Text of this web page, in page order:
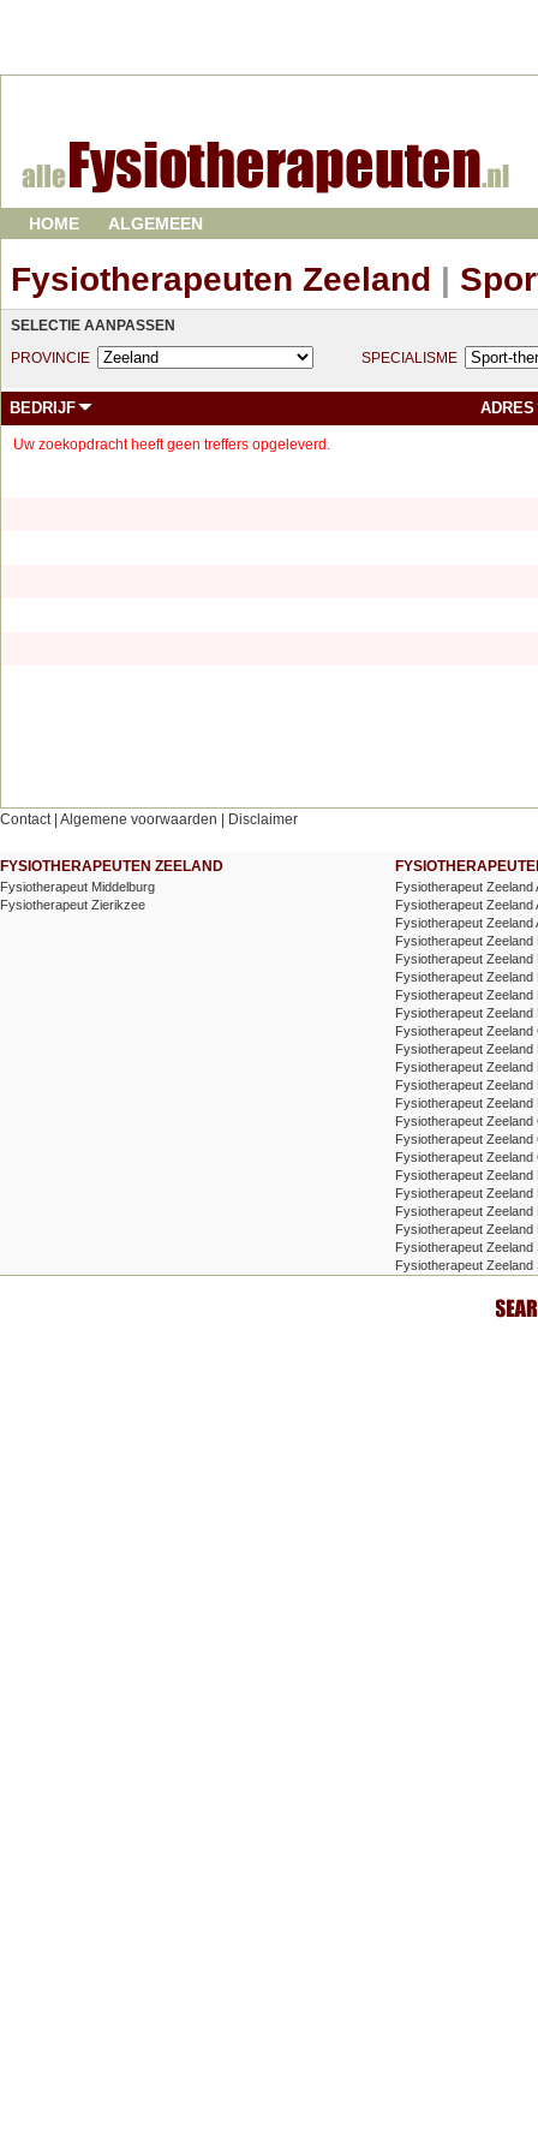
HOME ALGEMEEN
Fysiotherapeuten Zeeland |
SELECTIE AANPASSEN
PROVINCIE
SPECIALISME
BEDRIJF ADRES
Uw zoekopdracht heeft geen treffers opgeleverd.
Contact| Algemene voorwaarden Disclaimer
FYSIOTHERAPEUTEN ZEELAND
Fysiotherapeut Middelburg
Fysiotherapeut Zierikzee
Fysiotherapeut Zeeland
Fysiotherapeut
Fysiotherapeut Zeeland
Fysiotherapeut
Fysiotherapeut
Fysiotherapeut
Fysiotherapeut
Fysiotherapeut
Fysiotherapeut
Fysiotherapeut
Fysiotherapeut
Fysiotherapeut Zeeland
Fysiotherapeut Zeeland
Fysiotherapeut
Fysiotherapeut
Fysiotherapeut
Fysiotherapeut Zeeland
Fysiotherapeut
Fysiotherapeut Zeeland
Fysiotherapeut
Fysiotherapeut
Fysiotherapeut Zeeland